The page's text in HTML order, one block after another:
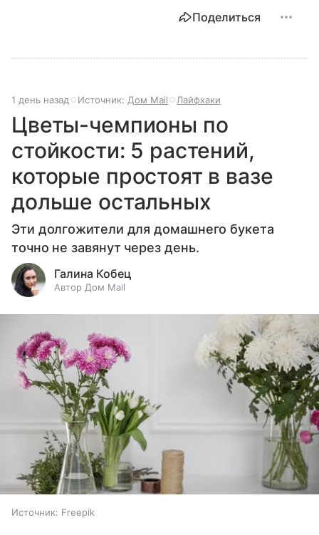
Поделиться
1 день назад Источник: Дом Mail Лайфхаки
Цветы-чемпионы по
стойкости: 5 растений,
которые простоят в вазе
дольше остальных
Эти долгожители для домашнего букета
точно не завянут через день.
Галина Кобец
Автор Дом Mail
Источник: Freepik